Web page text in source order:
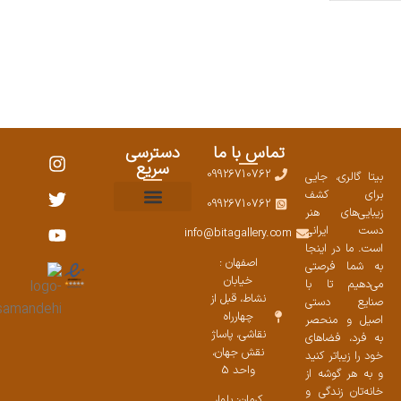
بیتا گالری، جایی
برای کشف
زیبایی‌های هنر
دست ایرانی
است. ما در اینجا
به شما فرصتی
می‌دهیم تا با
صنایع دستی
اصیل و منحصر
به فرد، فضاهای
خود را زیباتر کنید
و به هر گوشه از
خانه‌تان زندگی و
تماس با ما
09926710762
09926710762
info@bitagallery.com
اصفهان :
خیابان
نشاط، قبل از
چهارراه
نقاشی، پاساژ
نقش جهان،
واحد 5
دسترسی
سریع